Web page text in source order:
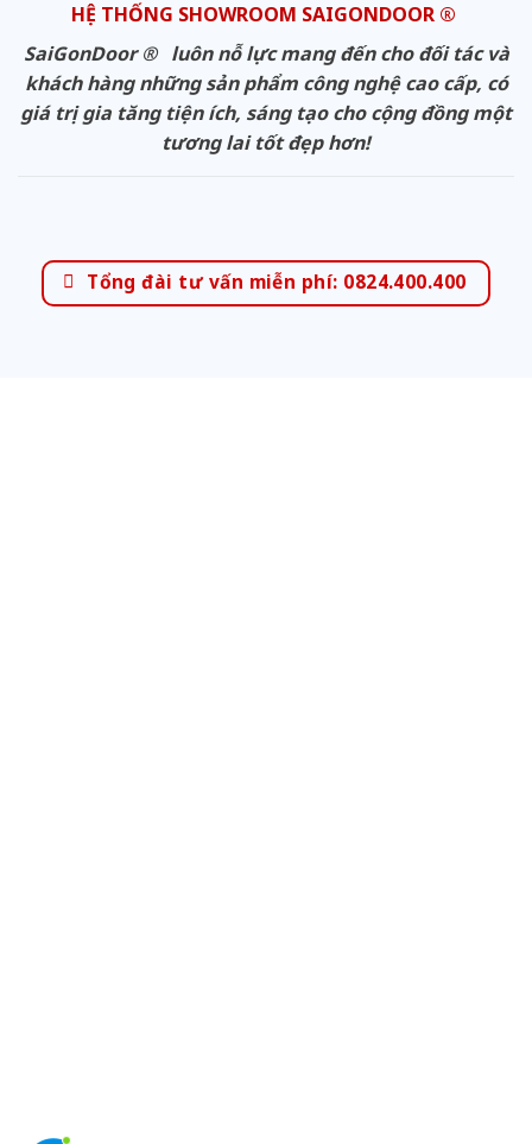
HỆ THỐNG SHOWROOM SAIGONDOOR ®
SaiGonDoor ® luôn nỗ lực mang đến cho đối tác và
khách hàng những sản phẩm công nghệ cao cấp, có
giá trị gia tăng tiện ích, sáng tạo cho cộng đồng một
tương lai tốt đẹp hơn!
Tổng đài tư vấn miễn phí: 0824.400.400